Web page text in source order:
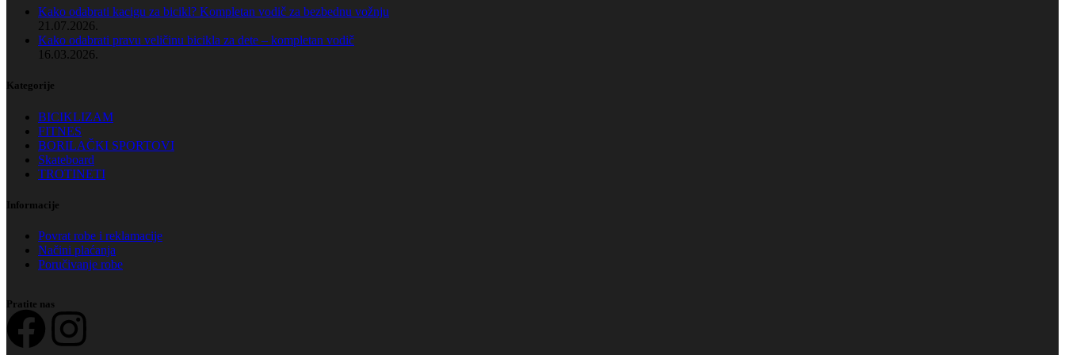
Kako odabrati kacigu za bicikl? Kompletan vodič za bezbednu vožnju
21.07.2026.
Kako odabrati pravu veličinu bicikla za dete – kompletan vodič
16.03.2026.
Kategorije
BICIKLIZAM
FITNES
BORILAČKI SPORTOVI
Skateboard
TROTINETI
Informacije
Povrat robe i reklamacije
Načini plaćanja
Poručivanje robe
Pratite nas